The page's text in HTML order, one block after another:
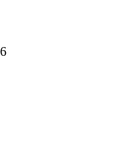
на позициях:
Product
США или уже ищет